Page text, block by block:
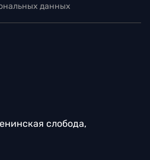
данных
слобода,